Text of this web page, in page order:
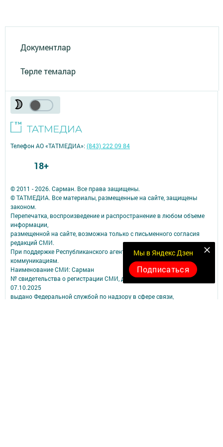
Документлар
Төрле темалар
Мы в Яндекс Дзен
Подписаться
© 2011 - 2026. Сарман. Все права защищены.
© ТАТМЕДИА. Все материалы, размещенные на сайте, защищены
законом.
Перепечатка, воспроизведение и распространение в любом объеме
информации,
размещенной на сайте, возможна только с письменного согласия
редакций СМИ.
При поддержке Республиканского агентства по печати и массовым
коммуникациям.
Наименование СМИ: Сарман
№ свидетельства о регистрации СМИ, дата: ЭЛ № ФС 77 - 90172 от
07.10.2025
выдано Федеральной службой по надзору в сфере связи,
Телефон АО «ТАТМЕДИА»:(843) 222 09 84
18+